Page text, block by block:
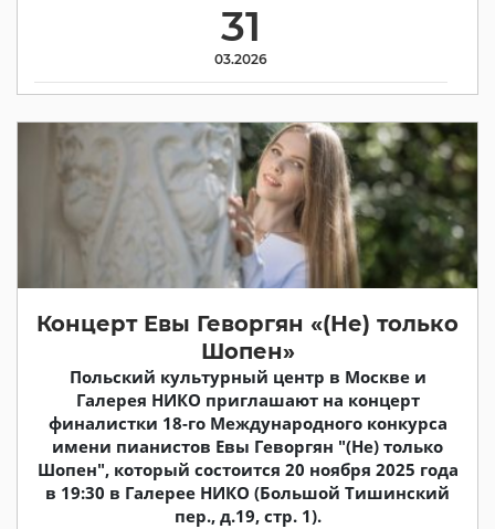
31
03.2026
Концерт Евы Геворгян «(Не) только
Шопен»
Польский культурный центр в Москве и
Галерея НИКО приглашают на концерт
финалистки 18-го Международного конкурса
имени пианистов Евы Геворгян "(Не) только
Шопен", который состоится 20 ноября 2025 года
в 19:30 в Галерее НИКО (Большой Тишинский
пер., д.19, стр. 1).